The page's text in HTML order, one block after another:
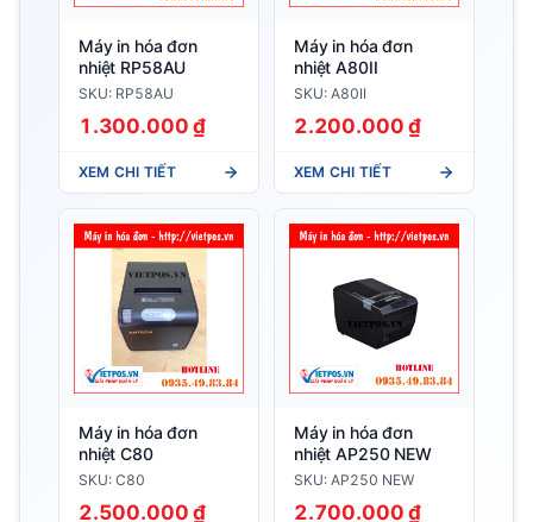
Máy in hóa đơn
nhiệt RP58AU
SKU: RP58AU
1.300.000 ₫
XEM CHI TIẾT
Máy in hóa đơn
nhiệt A80II
SKU: A80II
2.200.000 ₫
XEM CHI TIẾT
Máy in hóa đơn
nhiệt C80
SKU: C80
2.500.000 ₫
Máy in hóa đơn
nhiệt AP250 NEW
SKU: AP250 NEW
2.700.000 ₫